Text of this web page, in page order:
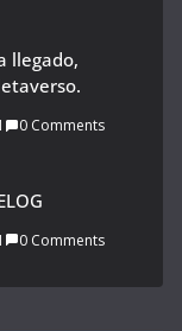
llegado,
0 Comments
0 Comments